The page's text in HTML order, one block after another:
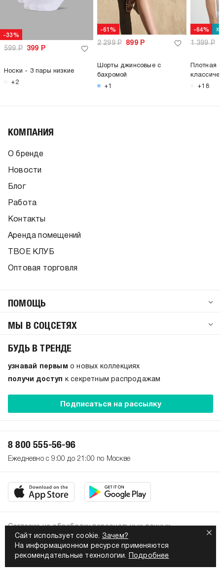
-33%
599Р 399 Р
Носки - 3 пары низкие
+2
-61%
2 299Р 899Р
Шорты джинсовые с
бахромой
+1
-64%
1 399Р
Плотная
+18
Сайт использует cookie. Зачем?
На информационном ресурсе применяются
рекомендательные технологии.
Подробнее
КОМПАНИЯ
О бренде
Новости
Блог
Работа
Контакты
Аренда помещений
ТВОЕ КЛУБ
Оптовая торговля
ПОМОЩЬ
МЫ В СОЦСЕТЯХ
БУДЬ В ТРЕНДЕ
узнавай первым о новых коллекциях
получи доступ к секретным распродажам
Подписаться на рассылку
8 800 555-56-96
Ежедневно с 9:00 до 21:00 по Москве
2026. Все права защищены
Политика конфиденциальности
Согласие на обработку персональных данных